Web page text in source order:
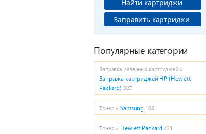
Найти картриджи
Заправить картриджи
Популярные категории
Заправка лазерных картриджей »
Заправка картриджей HP (Hewlett
Packard) 327
Тонер » Samsung 108
Тонер » Hewlett Packard 421